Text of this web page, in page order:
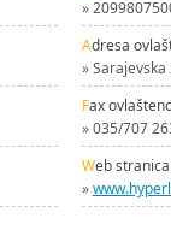
»
Adresa
» Sarajevska
Fax
» 035/707
Web
»